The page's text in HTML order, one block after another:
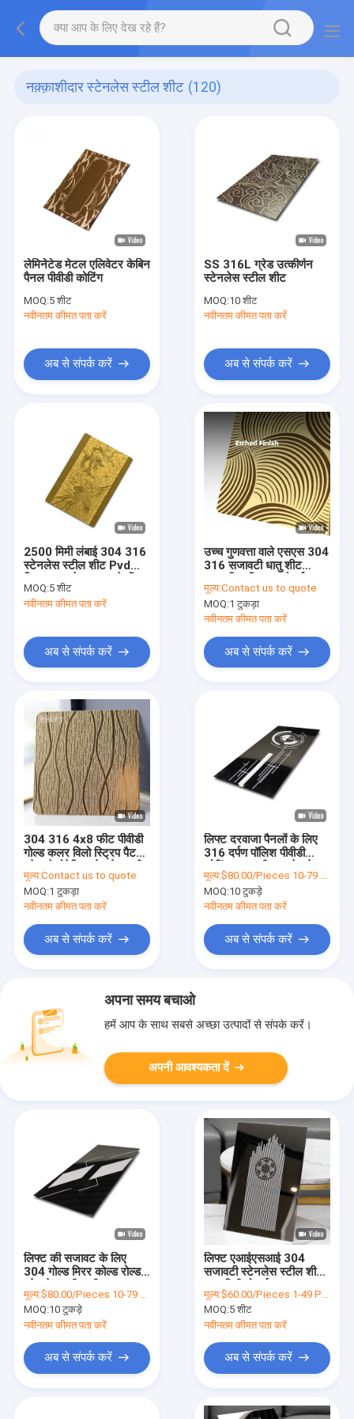
नक़्क़ाशीदार स्टेनलेस स्टील शीट (120)
लेमिनेटेड मेटल एलिवेटर केबिन
पैनल पीवीडी कोटिंग
MOQ:5 शीट
नवीनतम कीमत पता करें
अब से संपर्क करें
SS 316L ग्रेड उत्कीर्णन
स्टेनलेस स्टील शीट
MOQ:10 शीट
नवीनतम कीमत पता करें
अब से संपर्क करें
2500 मिमी लंबाई 304 316
स्टेनलेस स्टील शीट Pvd
लेपित
MOQ:5 शीट
नवीनतम कीमत पता करें
अब से संपर्क करें
उच्च गुणवत्ता वाले एसएस 304
316 सजावटी धातु शीट
उत्कीर्ण स्टेनलेस स्टील शीट
मूल्य:Contact us to quote
MOQ:1 टुकड़ा
नवीनतम कीमत पता करें
अब से संपर्क करें
304 316 4x8 फीट पीवीडी
गोल्ड कलर विलो स्ट्रिप पैटर्न
शीट
मूल्य:Contact us to quote
MOQ:1 टुकड़ा
नवीनतम कीमत पता करें
अब से संपर्क करें
लिफ्ट दरवाजा पैनलों के लिए
316 दर्पण पॉलिश पीवीडी
स्टील शीट
मूल्य:$80.00/Pieces 10-79 Pieces
MOQ:10 टुकड़े
नवीनतम कीमत पता करें
अब से संपर्क करें
अपना समय बचाओ
हमें आप के साथ सबसे अच्छा उत्पादों से संपर्क करें।
अपनी आवश्यकता दें
लिफ्ट की सजावट के लिए
304 गोल्ड मिरर कोल्ड रोल्ड
मूल्य:$80.00/Pieces 10-79 Pieces
MOQ:10 टुकड़े
नवीनतम कीमत पता करें
अब से संपर्क करें
लिफ्ट एआईएसआई 304
सजावटी स्टेनलेस स्टील शीट
मूल्य:$60.00/Pieces 1-49 Pieces
MOQ:5 शीट
नवीनतम कीमत पता करें
अब से संपर्क करें